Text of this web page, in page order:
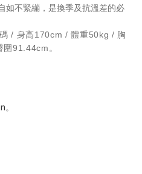
如不緊繃，是換季及抗溫差的必
/ 身高170cm / 體重50kg / 胸
91.44cm。
。